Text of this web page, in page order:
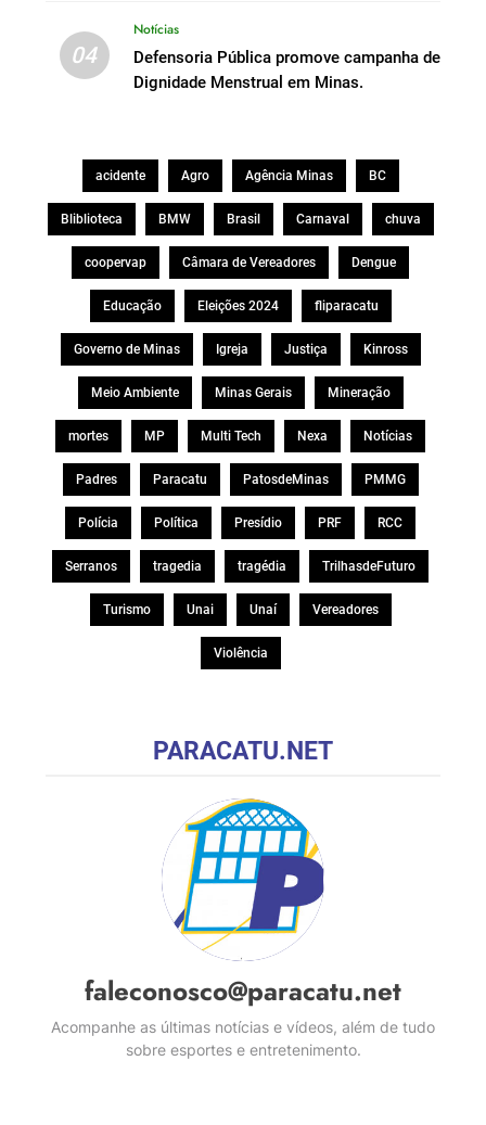
04
Notícias
Defensoria Pública promove campanha de
Dignidade Menstrual em Minas.
acidente Agro Agência Minas BC
Bliblioteca BMW Brasil Carnaval chuva
coopervap Câmara de Vereadores Dengue
Educação Eleições 2024 fliparacatu
Governo de Minas Igreja Justiça Kinross
Meio Ambiente Minas Gerais Mineração
mortes MP Multi Tech Nexa Notícias
Padres Paracatu PatosdeMinas PMMG
Polícia Política Presídio PRF RCC
Serranos tragedia tragédia TrilhasdeFuturo
Turismo Unai Unaí Vereadores
Violência
PARACATU.NET
faleconosco@paracatu.net
Acompanhe as últimas notícias e vídeos, além de tudo
sobre esportes e entretenimento.